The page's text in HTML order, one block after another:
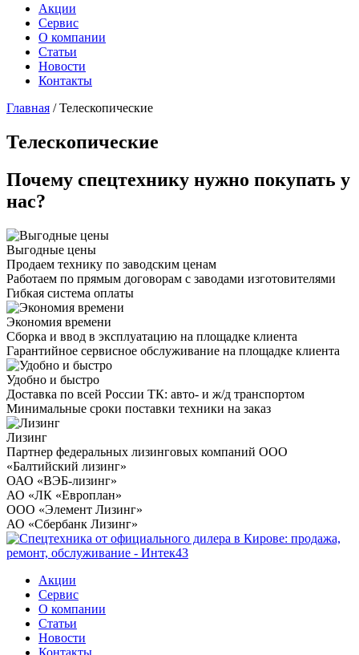
Акции
Сервис
О компании
Статьи
Новости
Контакты
Главная /Телескопические
Телескопические
Почему спецтехнику нужно покупать у
нас?
Выгодные цены
Продаем технику по заводским ценам
Работаем по прямым договорам с заводами изготовителями
Гибкая система оплаты
Экономия времени
Сборка и ввод в эксплуатацию на площадке клиента
Гарантийное сервисное обслуживание на площадке клиента
Удобно и быстро
Доставка по всей России ТК: авто- и ж/д транспортом
Минимальные сроки поставки техники на заказ
Лизинг
Партнер федеральных лизинговых компаний ООО
«Балтийский лизинг»
ОАО «ВЭБ-лизинг»
АО «ЛК «Европлан»
ООО «Элемент Лизинг»
АО «Сбербанк Лизинг»
Акции
Сервис
О компании
Статьи
Новости
Контакты